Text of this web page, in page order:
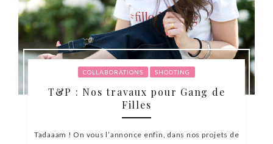
COLLABORATIONS SHOOTING
T&P : Nos travaux pour Gang de
Filles
Tadaaam ! On vous l’annonce enfin, dans nos projets de